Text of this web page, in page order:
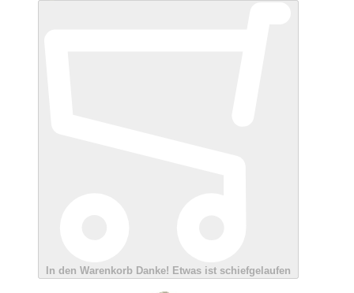
In den Warenkorb Danke! Etwas ist schiefgelaufen